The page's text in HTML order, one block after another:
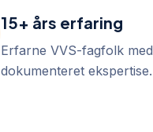
15+ års erfaring
Erfarne VVS-fagfolk med
dokumenteret ekspertise.